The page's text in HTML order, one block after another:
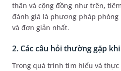
thân và cộng đồng như trên,
đánh giá là phương pháp
và đơn giản nhất.
2. Các câu hỏi thường gặp
Trong quá trình tìm hiểu và thực